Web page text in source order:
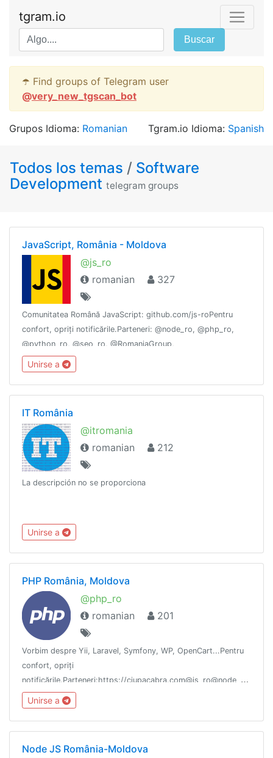
tgram.io
Buscar
☂️ Find groups of Telegram user
@very_new_tgscan_bot
Grupos Idioma: Romanian Tgram.io Idioma: Spanish
Todos los temas / Software
Development telegram groups
JavaScript, România - Moldova
@js_ro
romanian
327
Comunitatea Română JavaScript: github.com/js-roPentru
confort, opriți notificările.Parteneri: @node_ro, @php_ro,
@python_ro, @seo_ro, @RomaniaGroup,
https://github.com/Offtop: @holywars_roJoburi:
@js_jobs_roSponsored with ❤️ by ciupacabra.com
Unirse a
IT România
@itromania
romanian
212
La descripción no se proporciona
Unirse a
PHP România, Moldova
@php_ro
romanian
201
Vorbim despre Yii, Laravel, Symfony, WP, OpenCart...Pentru
confort, opriți
notificările.Parteneri:https://
@holywars_roJoburi: @php_jobhttps://github.com/js-ro/it-
telegram
Unirse a
Node JS România-Moldova